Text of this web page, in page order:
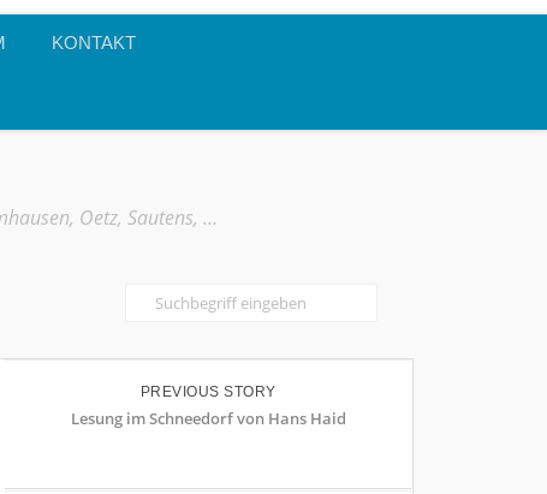
KONTAKT
Oetz, Sautens, …
PREVIOUS STORY
Lesung im Schneedorf von Hans Haid